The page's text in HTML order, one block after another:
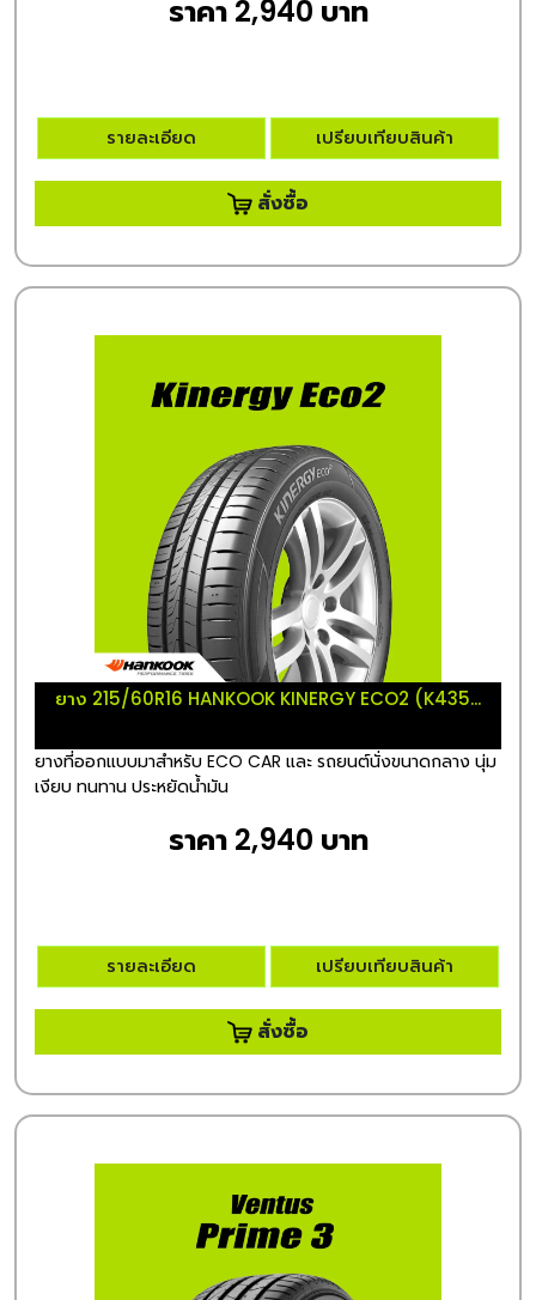
ราคา 2,940 บาท
รายละเอียด เปรียบเทียบสินค้า
สั่งซื้อ
ยาง 215/60R16 HANKOOK KINERGY ECO2 (K435...
ยางที่ออกแบบมาสำหรับ ECO CAR และ รถยนต์นั่งขนาดกลาง นุ่ม
เงียบ ทนทาน ประหยัดน้ำมัน
ราคา 2,940 บาท
รายละเอียด เปรียบเทียบสินค้า
สั่งซื้อ